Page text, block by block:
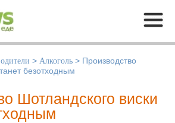
Меню
> Алкоголь > Производство
безотходным
Шотландского виски